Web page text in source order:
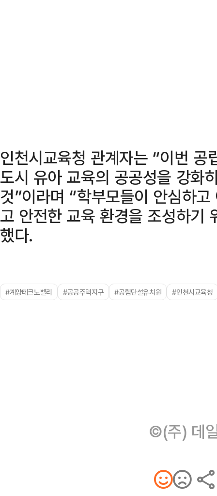
인천시교육청 관계자는 “이번 공
도시 유아 교육의 공공성을 강화
것”이라며 “학부모들이 안심하
고 안전한 교육 환경을 조성하기
했다.
#계양테크노벨리 #공공주택지구 #공립단설유치원 #인천시교육청
©(주) 데